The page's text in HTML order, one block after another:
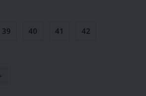
39 40 41 42